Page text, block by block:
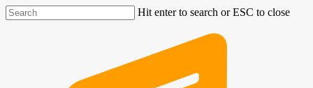
Hit enter to search or ESC to close